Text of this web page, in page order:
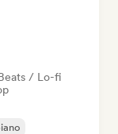
/ Lo-fi